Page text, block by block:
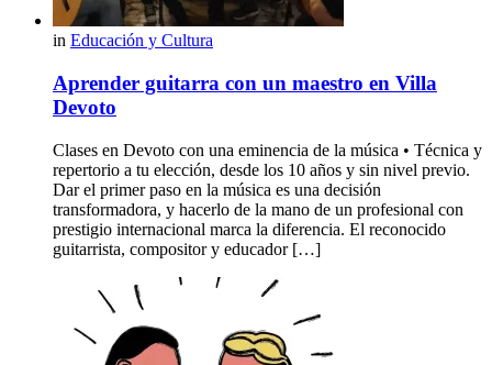
in Educación y Cultura
Aprender guitarra con un maestro en Villa
Devoto
Clases en Devoto con una eminencia de la música • Técnica y
repertorio a tu elección, desde los 10 años y sin nivel previo.
Dar el primer paso en la música es una decisión
transformadora, y hacerlo de la mano de un profesional con
prestigio internacional marca la diferencia. El reconocido
guitarrista, compositor y educador […]